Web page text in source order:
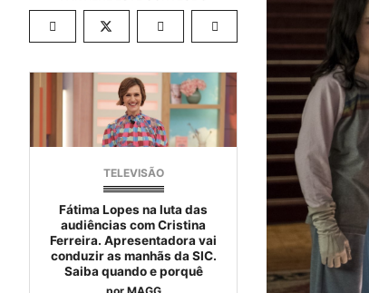
TELEVISÃO
Fátima Lopes na luta das
audiências com Cristina
Ferreira. Apresentadora vai
conduzir as manhãs da SIC.
Saiba quando e porquê